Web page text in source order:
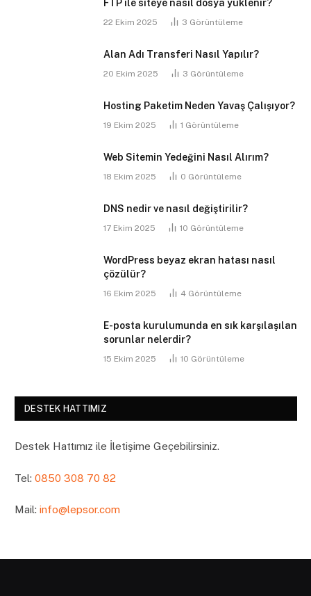
FTP ile siteye nasıl dosya yüklenir?
22 Ekim 2025 3 Görüntüleme
Alan Adı Transferi Nasıl Yapılır?
20 Ekim 2025 3 Görüntüleme
Hosting Paketim Neden Yavaş Çalışıyor?
19 Ekim 2025 1 Görüntüleme
Web Sitemin Yedeğini Nasıl Alırım?
18 Ekim 2025 0 Görüntüleme
DNS nedir ve nasıl değiştirilir?
17 Ekim 2025 10 Görüntüleme
WordPress beyaz ekran hatası nasıl
çözülür?
16 Ekim 2025 4 Görüntüleme
E-posta kurulumunda en sık karşılaşılan
sorunlar nelerdir?
15 Ekim 2025 10 Görüntüleme
DESTEK HATTIMIZ
Destek Hattımız ile İletişime Geçebilirsiniz.
Tel: 0850 308 70 82
Mail: info@lepsor.com